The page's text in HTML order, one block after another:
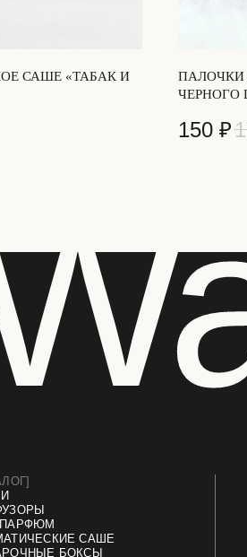
САШЕ «ТАБАК И
ПАЛОЧКИ
ЧЕРНОГО
150 ₽
[КЛИЕНТАМ]
МАСТЕР-
БЛОГ
ДОСТАВКА И
ОПТОВАЯ
СТМ